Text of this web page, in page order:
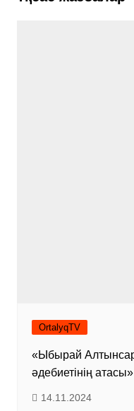
OrtalyqTV
«Ыбырай
әдебиетінің атасы»
14.11.2024